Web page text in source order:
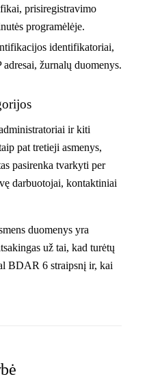
prisiregistravimo
programėlėje.
identifikatoriai,
žurnalų duomenys.
ir kiti
pat tretieji asmenys,
pasirenka tvarkyti per
darbuotojai, kontaktiniai
duomenys yra
už tai, kad turėtų
BDAR 6 straipsnį ir, kai